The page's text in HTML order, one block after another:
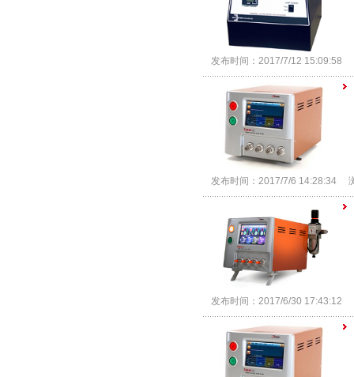
发布时间：2017/7/12 15:09:58
发布时间：2017/7/6 14:28:34
发布时间：2017/6/30 17:43:12